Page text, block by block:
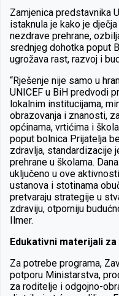
Zamjenica predstavnika
istaknula je kako je
nezdrave prehrane,
srednjeg dohotka poput
ugrožava rast, razvoj i
“Rješenje nije samo u
UNICEF u BiH predvodi
lokalnim institucijama,
obrazovanja i znanosti,
općinama, vrtićima i
poput bolnica Prijatelja
zdravlja, standardizacije
prehrane u školama.
uključeno u ove
ustanova i stotinama
pretvaraju strategije u
zdraviju, otporniju
Ilmer.
Edukativni materijali
Za potrebe programa,
potporu Ministarstva,
za roditelje i odgojno-